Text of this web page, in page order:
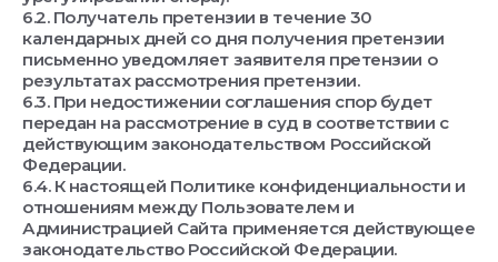
6.2. Получатель претензии в течение 30
календарных дней со дня получения претензии
письменно уведомляет заявителя претензии о
результатах рассмотрения претензии.
6.3. При недостижении соглашения спор будет
передан на рассмотрение в суд в соответствии с
действующим законодательством Российской
Федерации.
6.4. К настоящей Политике конфиденциальности и
отношениям между Пользователем и
Администрацией Сайта применяется действующее
законодательство Российской Федерации.